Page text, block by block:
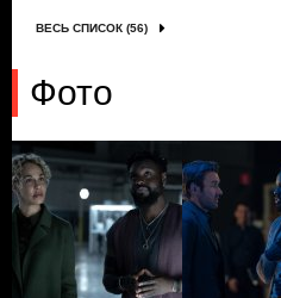
ВЕСЬ СПИСОК (56)
Фото